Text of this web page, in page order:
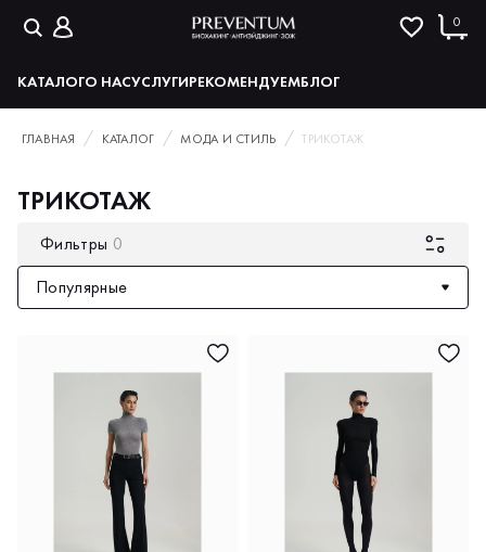
0
КАТАЛОГО НАСУСЛУГИРЕКОМЕНДУЕМБЛОГ
ГЛАВНАЯ КАТАЛОГ МОДА И СТИЛЬ ТРИКОТАЖ
ТРИКОТАЖ
Фильтры 0
Популярные